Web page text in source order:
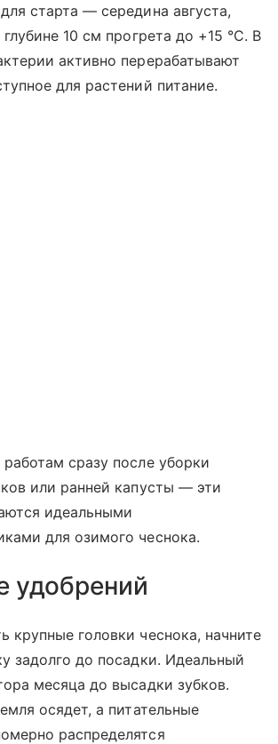
старта — середина августа,
10 см прогрета до +15 °C. В
активно перерабатывают
для растений питание.
сразу после уборки
или ранней капусты — эти
идеальными
для озимого чеснока.
удобрений
крупные головки чеснока, начните
задолго до посадки. Идеальный
месяца до высадки зубков.
осядет, а питательные
распределятся